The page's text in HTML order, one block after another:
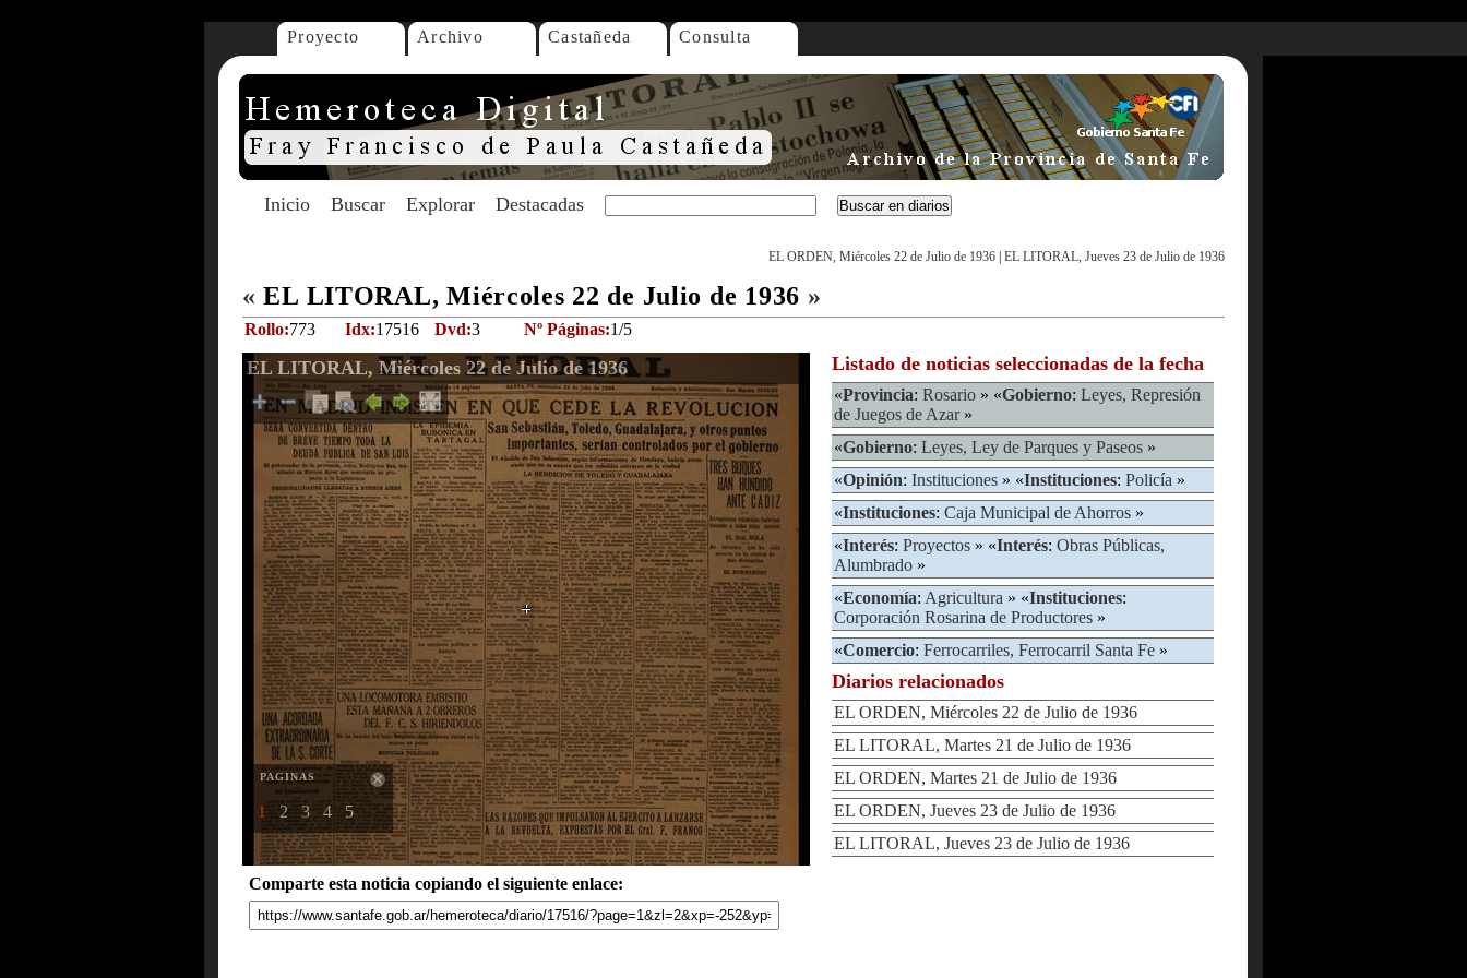
Proyecto Archivo Castañeda Consulta
Inicio Buscar Explorar Destacadas
EL ORDEN, Miércoles 22 de Julio de 1936 EL LITORAL, Jueves 23 de Julio de 1936
« EL LITORAL, Miércoles 22 de Julio de 1936 »
Rollo:773 Idx:17516 Dvd:3 Nº Páginas:1/5
EL LITORAL, Miércoles 22 de Julio de 1936
PAGINAS
1 2 3 4 5
Comparte esta noticia copiando el siguiente enlace:
Listado de noticias seleccionadas de la fecha
«Provincia: Rosario » «Gobierno: Leyes, Represión
de Juegos de Azar»
«Gobierno: Leyes, Ley de Parques y Paseos »
«Opinión: Instituciones » «Instituciones: Policía »
«Instituciones: Caja Municipal de Ahorros »
«Interés: Proyectos » «Interés: Obras Públicas,
Alumbrado »
«Economía: Agricultura » «Instituciones:
Corporación Rosarina de Productores »
«Comercio: Ferrocarriles, Ferrocarril Santa Fe »
Diarios relacionados
EL ORDEN, Miércoles 22 de Julio de 1936
EL LITORAL, Martes 21 de Julio de 1936
EL ORDEN, Martes 21 de Julio de 1936
EL ORDEN, Jueves 23 de Julio de 1936
EL LITORAL, Jueves 23 de Julio de 1936